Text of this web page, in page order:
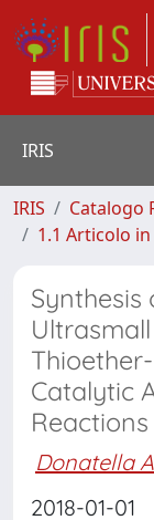
IRIS
IRIS Catalogo
1.1 Articolo
Synthesis
Catalytic
Donatella
2018-01-01